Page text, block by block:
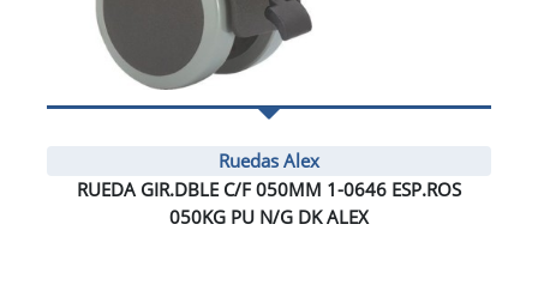
Ruedas Alex
RUEDA GIR.DBLE C/F 050MM 1-0646 ESP.ROS
050KG PU N/G DK ALEX